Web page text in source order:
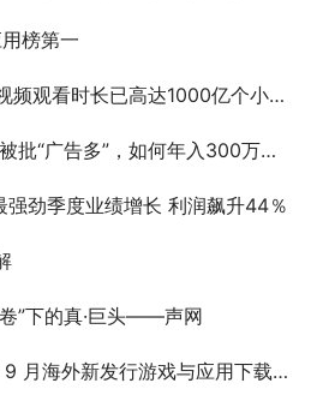
榜第一
观看时长已高达1000亿个小时！
“广告多”，如何年入300万美金
劲季度业绩增长 利润飙升44％
”下的真·巨头——声网
月海外新发行游戏与应用下载榜单